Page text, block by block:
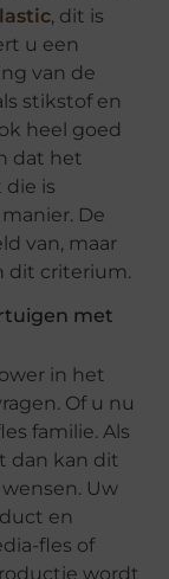
, dit is
u een
van de
stikstof en
heel goed
dat het
die is
De
van, maar
dit criterium.
met
in het
Of u nu
familie. Als
dan kan dit
Uw
en
fles of
wordt